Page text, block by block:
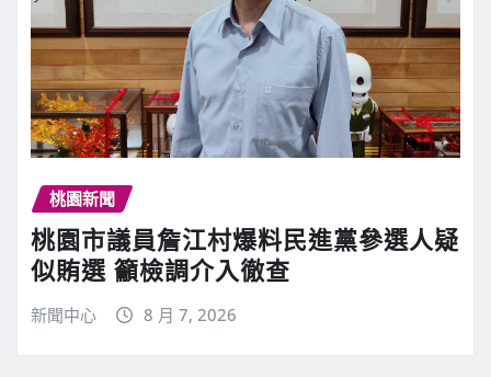
桃園新聞
桃園市議員詹江村爆料民進黨參選人疑
似賄選 籲檢調介入徹查
新聞中心 8 月 7, 2026